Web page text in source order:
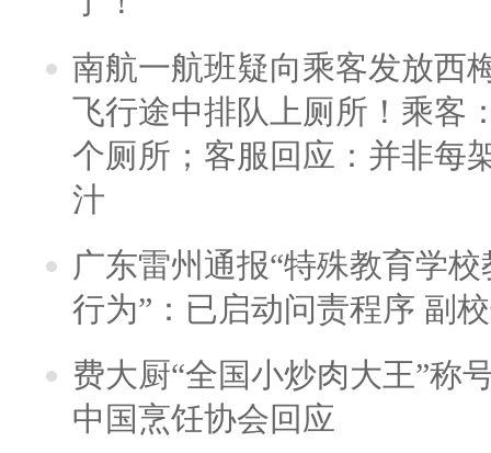
南航一航班疑向乘客发放西
飞行途中排队上厕所！乘客
个厕所；客服回应：并非每
汁
广东雷州通报“特殊教育学
行为”：已启动问责程序 副
费大厨“全国小炒肉大王”称
中国烹饪协会回应